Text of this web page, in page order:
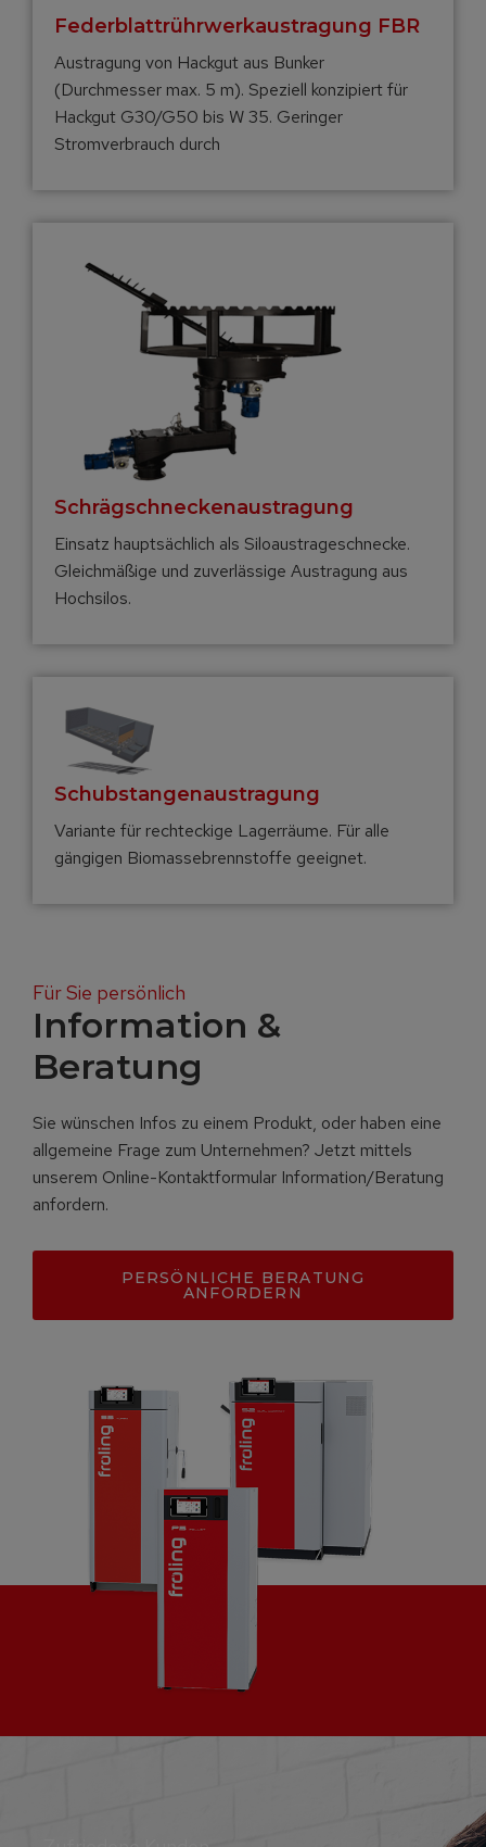
Federblatt­rührwerk­austragung FBR
Austragung von Hackgut aus Bunker
(Durchmesser max. 5 m). Speziell konzipiert für
Hackgut G30/G50 bis W 35. Geringer
Stromverbrauch durch
Schräg­schnecken­austragung
Einsatz hauptsächlich als Siloaustrageschnecke.
Gleichmäßige und zuverlässige Austragung aus
Hochsilos.
Schubstangen­austragung
Variante für rechteckige Lagerräume. Für alle
gängigen Biomassebrennstoffe geeignet.
Für Sie persönlich
Information &
Beratung
Sie wünschen Infos zu einem Produkt, oder haben eine
allgemeine Frage zum Unternehmen? Jetzt mittels
unserem Online-Kontaktformular Information/Beratung
anfordern.
PERSÖNLICHE BERATUNG
ANFORDERN